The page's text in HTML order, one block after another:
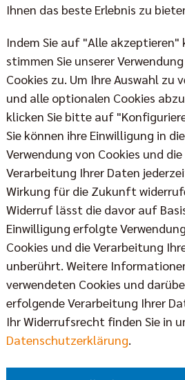
Foto: Justus Stegemann
Ihnen das beste Erlebnis zu
Indem Sie auf "Alle akzeptieren"
stimmen Sie unserer
Cookies zu. Um Ihre Auswahl zu
und alle optionalen Cookies
klicken Sie bitte auf
Sie können ihre Einwilligung in die
Verwendung von Cookies und die
Verarbeitung Ihrer Daten
Wirkung für die Zukunft
Widerruf lässt die davor auf
Einwilligung erfolgte
Cookies und die Verarbeitung
unberührt. Weitere
verwendeten Cookies und
erfolgende Verarbeitung Ihrer
Ihr Widerrufsrecht finden Sie in
Datenschutzerklärung.